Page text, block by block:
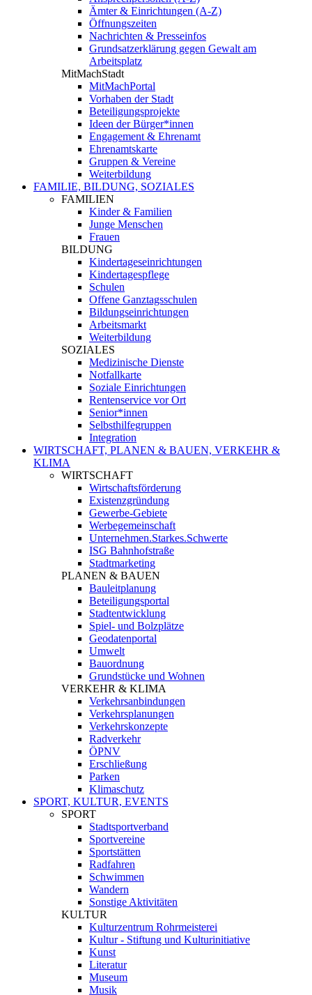
Ämter & Einrichtungen (A-Z)
Öffnungszeiten
Nachrichten & Presseinfos
Grundsatzerklärung gegen Gewalt am
Arbeitsplatz
MitMachStadt
MitMachPortal
Vorhaben der Stadt
Beteiligungsprojekte
Ideen der Bürger*innen
Engagement & Ehrenamt
Ehrenamtskarte
Gruppen & Vereine
Weiterbildung
FAMILIE, BILDUNG, SOZIALES
FAMILIEN
Kinder & Familien
Junge Menschen
Frauen
BILDUNG
Kindertageseinrichtungen
Kindertagespflege
Schulen
Offene Ganztagsschulen
Bildungseinrichtungen
Arbeitsmarkt
Weiterbildung
SOZIALES
Medizinische Dienste
Notfallkarte
Soziale Einrichtungen
Rentenservice vor Ort
Senior*innen
Selbsthilfegruppen
Integration
WIRTSCHAFT, PLANEN & BAUEN, VERKEHR &
KLIMA
WIRTSCHAFT
Wirtschaftsförderung
Existenzgründung
Gewerbe-Gebiete
Werbegemeinschaft
Unternehmen.Starkes.Schwerte
ISG Bahnhofstraße
Stadtmarketing
PLANEN & BAUEN
Bauleitplanung
Beteiligungsportal
Stadtentwicklung
Spiel- und Bolzplätze
Geodatenportal
Umwelt
Bauordnung
Grundstücke und Wohnen
VERKEHR & KLIMA
Verkehrsanbindungen
Verkehrsplanungen
Verkehrskonzepte
Radverkehr
ÖPNV
Erschließung
Parken
Klimaschutz
SPORT, KULTUR, EVENTS
SPORT
Stadtsportverband
Sportvereine
Sportstätten
Radfahren
Schwimmen
Wandern
Sonstige Aktivitäten
KULTUR
Kulturzentrum Rohrmeisterei
Kultur - Stiftung und Kulturinitiative
Kunst
Literatur
Museum
Musik